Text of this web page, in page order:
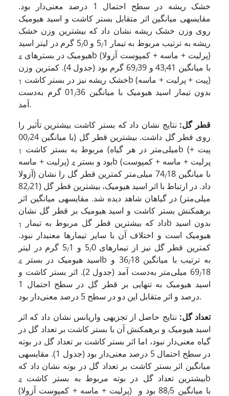
خشک ریشه در سطح احتمال 1 درصد معنی‌دار بود.
مقایسه­ی میانگین اثر متقابل بستر کاشت و اسید هیومیک
روی وزن خشک ریشه نشان داد که بیشترین وزن خشک
ریشه به ترتیب مربوط به تیمار 5
/1 و 5 /
0 گرم در لیتر اسید
هیومیک در بسترهای 4
b (پرلیت + ماسه + کمپوست آزولا)
با میانگین 43
/41 و 69 /
39 گرم بود (جدول 4). کمترین وزن
خشک ریشه نیز در بستر کاشت 1
b (پیت + پرلیت + ماسه)
بدون تیمار اسید هیومیک با میانگین 01
/
36 گرم به‌دست
آمد.
قطر گل: نتایج نشان داد که بستر کاشت بیشترین تأثیر را
روی قطر گل داشت. بیشترین قطر گل (با میانگین 00
/24
میلی‌متر در هر گیاه) مربوط به بستر کاشت 1
b (پیت +
پرلیت + ماسه) بود و بستر
4
b (پرلیت + ماسه + کمپوست
آزولا) با میانگین 74
/
18 میلی‌متر کمترین قطر گل را نشان
داد. در ارتباط با اثر اسید هیومیک، بیشترین قطر گل (82
/21
میلی‌متر) در گیاهان شاهد دیده شد. مقایسه­ی میانگین اثر
برهم­کنش بستر کاشت و اسید هیومیک بر قطر گل نشان
داد که بیشترین قطر گل مربوط به تیمار
1
b بدون اسید
هیومیک است و اختلاف آن با سایر تیمارها معنی­دار نبود.
کمترین قطر گل نیز از تیمارهای 5 /0 و 5 /
1 گرم در لیتر
اسید هیومیک در بستر
4 b به ترتیب با میانگین 36 /
18 و
69/
18 میلی‌متر به‌دست آمد (جدول 2). اثر بستر کاشت و
اسید هیومیک به تنهایی بر قطر گل در سطح احتمال 1
درصد و اثر متقابل این دو در سطح 5 درصد معنی‌دار بود.
تعداد گل: نتایج حاصل از تجزیه­ی واریانس نشان داد که اثر
اسید هیومیک و برهم­کنش آن با بستر کاشت بر تعداد گل در
گیاه معنی‌دار نبود، اما اثر بستر کاشت بر تعداد گل در بوته
در سطح احتمال 5 درصد معنی‌دار بود (جدول 1). مقایسه­ی
میانگین اثر بستر کاشت بر تعداد گل در بوته نشان داد که
بیشترین تعداد گل در بوته مربوط به بستر کاشت 4
b
(پرلیت + ماسه + کمپوست آزولا) با میانگین 88
/
5 بود و